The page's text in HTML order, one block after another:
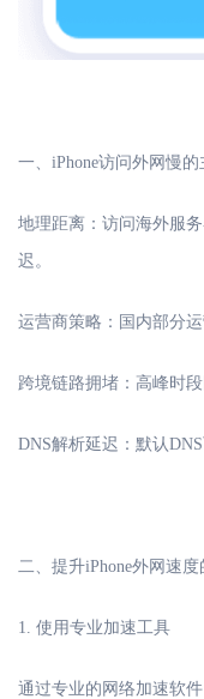
一、 iPhone访问外网慢的
地理距离：访问海外服
迟。
运营商策略：国内部分
跨境链路拥堵：高峰时
DNS解析延迟：默认
二、提升iPhone外网速
1. 使用专业加速工具
通过专业的网络加速软